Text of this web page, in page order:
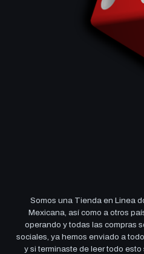
Somos una Tienda en Linea
Mexicana, así como a otros
operando y todas las compras
sociales, ya hemos enviado a
y si terminaste de leer todo